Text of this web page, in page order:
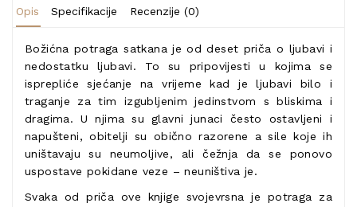
Opis Specifikacije Recenzije (0)
Božićna potraga satkana je od deset priča o ljubavi i
nedostatku ljubavi. To su pripovijesti u kojima se
isprepliće sjećanje na vrijeme kad je ljubavi bilo i
traganje za tim izgubljenim jedinstvom s bliskima i
dragima. U njima su glavni junaci često ostavljeni i
napušteni, obitelji su obično razorene a sile koje ih
uništavaju su neumoljive, ali čežnja da se ponovo
uspostave pokidane veze – neuništiva je.
Svaka od priča ove knjige svojevrsna je potraga za